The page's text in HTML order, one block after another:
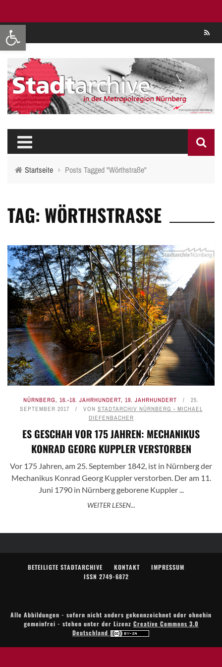
Werkzeugleiste öffnen
Startseite › Posts Tagged "Wörthstraße"
TAG: WÖRTHSTRASSE
NÜRNBERG, 16.-18. JAHRHUNDERT, 19. JAHRHUNDERT
25.
SEPTEMBER 2017
VON STADTARCHIV NÜRNBERG - MICHAEL
DIEFENBACHER
ES GESCHAH VOR 175 JAHREN: MECHANIKUS
KONRAD GEORG KUPPLER VERSTORBEN
Vor 175 Jahren, am 25. September 1842, ist in Nürnberg der
Mechanikus Konrad Georg Kuppler verstorben. Der am 11.
Juni 1790 in Nürnberg geborene Kuppler ...
WEITER LESEN...
BETEILIGTE STADTARCHIVE KONTAKT
IMPRESSUM
ISSN 2749-6872
Alle Abbildungen - sofern nicht anders gekennzeichnet oder ohnehin
gemeinfrei - stehen unter der Lizenz Creative Commons 3.0
Deutschland